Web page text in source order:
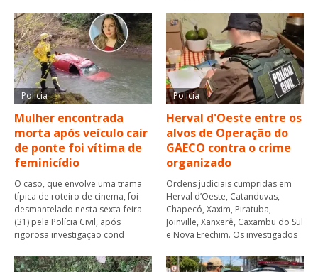
Polícia
Mulher encontrada
morta após veículo cair
de ponte foi vítima de
feminicídio
O caso, que envolve uma trama
típica de roteiro de cinema, foi
desmantelado nesta sexta-feira
(31) pela Polícia Civil, após
rigorosa investigação cond
Polícia
Herval d'Oeste entre os
alvos de Operação do
GAECO contra o crime
organizado
Ordens judiciais cumpridas em
Herval d’Oeste, Catanduvas,
Chapecó, Xaxim, Piratuba,
Joinville, Xanxerê, Caxambu do Sul
e Nova Erechim. Os investigados